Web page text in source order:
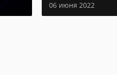
06 июня 2022